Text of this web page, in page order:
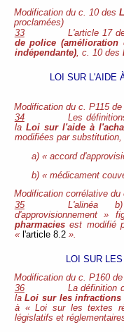
Modification du c. 10 des
proclamées)
33
L'article 17
de police (amélioration
indépendante), c. 10 des
LOI SUR L'AIDE
Modification du c. P115 de
34
Les
la Loi sur l'aide à
modifiées par substitution,
a) « accord
b) « médicament
Modification corrélative du
35
L'alinéa
d'approvisionnement »
pharmacies est modifié
« l'article 8.2».
LOI SUR
Modification du c. P160
36
La définition
laLoi sur les infractions
à « Loi sur les textes
législatifs et